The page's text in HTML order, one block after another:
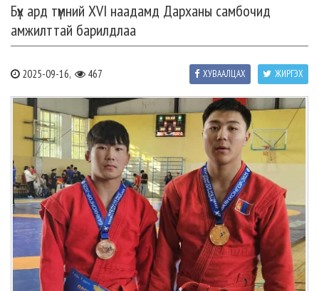
Бүх ард түмний XVI наадамд Дарханы самбочид
амжилттай барилдлаа
2025-09-16, 467 ЖИРГЭХ
ХУВААЛЦАХ